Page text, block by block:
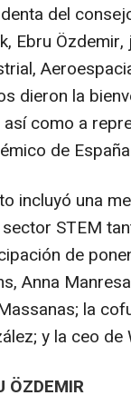
del
Ebru
dieron la
así como a
de
incluyó una
STEM
de
Anna
la
y la ceo
ÖZDEMIR